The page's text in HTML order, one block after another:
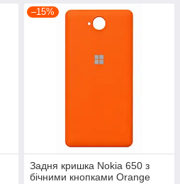
–15%
Задня кришка Nokia 650 з
бічними кнопками Orange